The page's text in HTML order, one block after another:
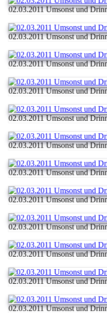
02.03.2011 Umsonst und
02.03.2011 Umsonst und
02.03.2011 Umsonst und
02.03.2011 Umsonst und
02.03.2011 Umsonst und
02.03.2011 Umsonst und
02.03.2011 Umsonst und
02.03.2011 Umsonst und
02.03.2011 Umsonst und
02.03.2011 Umsonst und
02.03.2011 Umsonst und
02.03.2011 Umsonst und